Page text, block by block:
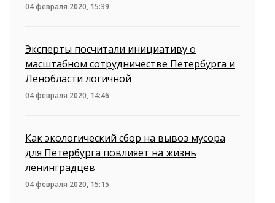
04 февраля 2020, 15:39
Эксперты посчитали инициативу о
масштабном сотрудничестве Петербурга и
Ленобласти логичной
04 февраля 2020, 14:46
Как экологический сбор на вывоз мусора
для Петербурга повлияет на жизнь
ленинградцев
04 февраля 2020, 15:15